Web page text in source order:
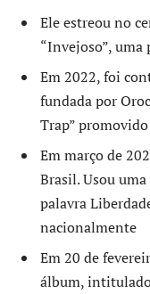
Ele estreou no
“Invejoso”, uma
Em 2022, foi
fundada por
Trap”
Em março de
Brasil. Usou
palavra
nacionalmente
Em 20 de
álbum, intitulado